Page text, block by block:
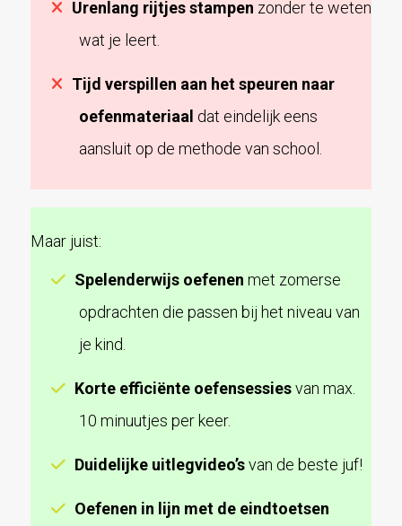
Urenlang rijtjes stampen zonder te weten
wat je leert.
Tijd verspillen aan het speuren naar
oefenmateriaal dat eindelijk eens
aansluit op de methode van school.
Maar juist:
Spelenderwijs oefenen met zomerse
opdrachten die passen bij het niveau van
je kind.
Korte efficiënte oefensessiesvan max.
10 minuutjes per keer.
Duidelijke uitlegvideo’svan de beste juf!
Oefenen in lijn met de eindtoetsen